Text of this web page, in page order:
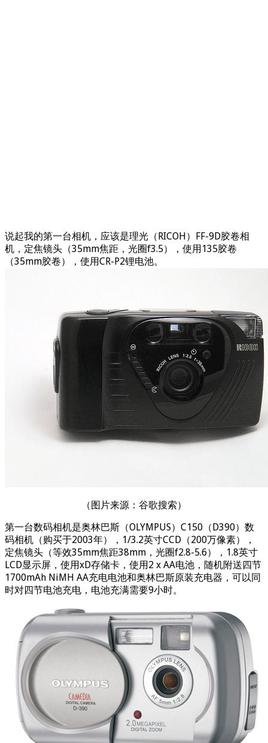
说起我的第一台相机，应该是理光（RICOH）FF-9D胶卷相
机，定焦镜头（35mm焦距，光圈f3.5），使用135胶卷
（35mm胶卷），使用CR-P2锂电池。
（图片来源：谷歌搜索）
第一台数码相机是奥林巴斯（OLYMPUS）C150（D390）数
码相机（购买于2003年），1/3.2英寸CCD（200万像素），
定焦镜头（等效35mm焦距38mm，光圈f2.8-5.6），1.8英寸
LCD显示屏，使用xD存储卡，使用2 x AA电池，随机附送四节
1700mAh NiMH AA充电电池和奥林巴斯原装充电器，可以同
时对四节电池充电，电池充满需要9小时。